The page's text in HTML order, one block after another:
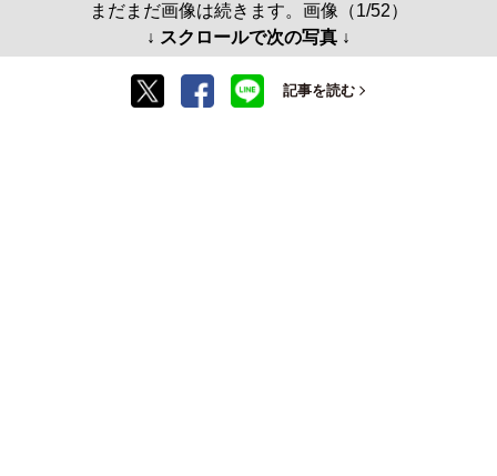
まだまだ画像は続きます。画像（1/52）
↓ スクロールで次の写真 ↓
記事を読む